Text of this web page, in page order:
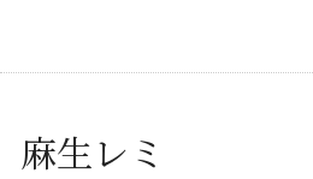
麻生レミ